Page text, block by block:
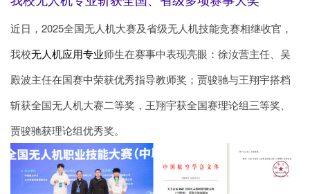
近日，2025全国无人机大赛及省级无人机技能竞赛相继收官，
我校无人机应用专业师生在赛事中表现亮眼：徐汝营主任、吴
殿波主任在国赛中荣获优秀指导教师奖；贾骏驰与王翔宇搭档
斩获全国无人机大赛二等奖，王翔宇获全国赛理论组三等奖、
贾骏驰获理论组优秀奖。